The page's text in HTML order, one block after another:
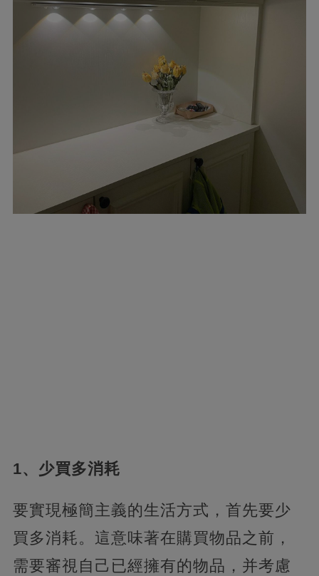
1、少買多消耗
要實現極簡主義的生活方式，首先要少
買多消耗。這意味著在購買物品之前，
需要審視自己已經擁有的物品，并考慮